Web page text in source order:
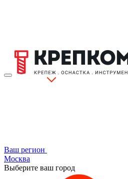
Ваш регион
Москва
Выберите ваш город